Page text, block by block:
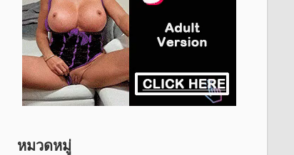
หมวดหมู่